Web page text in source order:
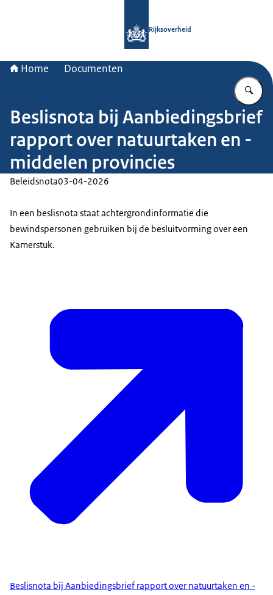
Rijksoverheid
Home Documenten
Beslisnota bij Aanbiedingsbrief
rapport over natuurtaken en -
middelen provincies
Beleidsnota03-04-2026
In een beslisnota staat achtergrondinformatie die
bewindspersonen gebruiken bij de besluitvorming over een
Kamerstuk.
Beslisnota bij Aanbiedingsbrief rapport over natuurtaken en -